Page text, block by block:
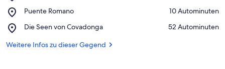
des
del
Puente Romano
Place,
Romano
‪10 Autominuten‬
Die Seen von Covadonga
Place,
Seen
‪52 Autominuten‬
Weitere Infos zu dieser Gegend